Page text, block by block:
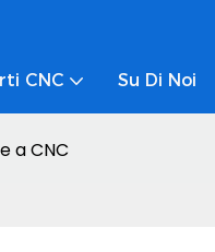
CNC Su Di Noi
a CNC